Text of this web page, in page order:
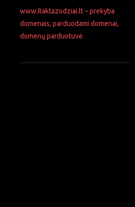
www.Raktazodziai.lt – prekyba
domenais, parduodami domenai,
domenų parduotuvė.